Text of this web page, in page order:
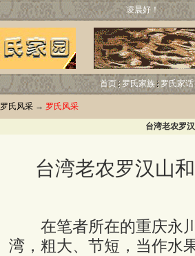
凌晨好！
首页 罗氏家族 罗氏家话
罗氏风采 → 罗氏风采
台湾老农罗
台湾老农罗汉山
在笔者所在的重庆永川
湾，粗大、节短，当作水